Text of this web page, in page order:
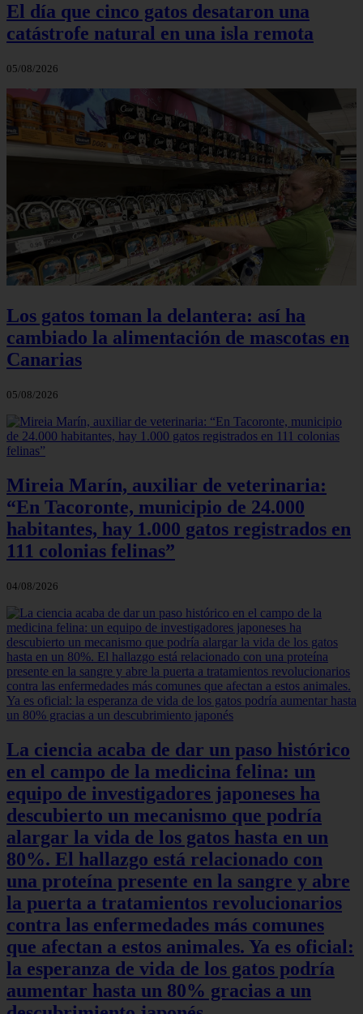
El día que cinco gatos desataron una
catástrofe natural en una isla remota
05/08/2026
Los gatos toman la delantera: así ha
cambiado la alimentación de mascotas en
Canarias
05/08/2026
Mireia Marín, auxiliar de veterinaria:
“En Tacoronte, municipio de 24.000
habitantes, hay 1.000 gatos registrados en
111 colonias felinas”
04/08/2026
La ciencia acaba de dar un paso histórico
en el campo de la medicina felina: un
equipo de investigadores japoneses ha
descubierto un mecanismo que podría
alargar la vida de los gatos hasta en un
80%. El hallazgo está relacionado con
una proteína presente en la sangre y abre
la puerta a tratamientos revolucionarios
contra las enfermedades más comunes
que afectan a estos animales. Ya es oficial:
la esperanza de vida de los gatos podría
aumentar hasta un 80% gracias a un